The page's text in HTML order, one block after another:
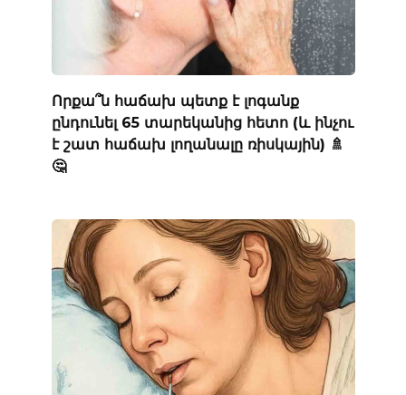
Որքա՞ն հաճախ պետք է լոգանք
ընդունել 65 տարեկանից հետո (և ինչու
է շատ հաճախ լողանալը ռիսկային) 🚿
🤔